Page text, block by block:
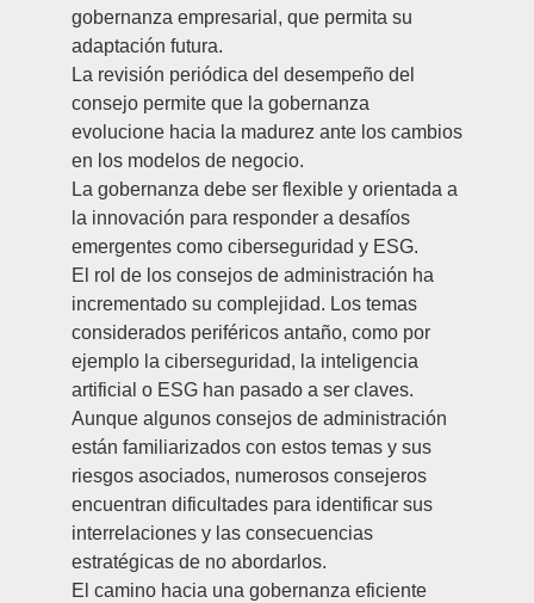
gobernanza empresarial, que permita su
adaptación futura.
La revisión periódica del desempeño del
consejo permite que la gobernanza
evolucione hacia la madurez ante los cambios
en los modelos de negocio.
La gobernanza debe ser flexible y orientada a
la innovación para responder a desafíos
emergentes como ciberseguridad y ESG.
El rol de los consejos de administración ha
incrementado su complejidad. Los temas
considerados periféricos antaño, como por
ejemplo la ciberseguridad, la inteligencia
artificial o ESG han pasado a ser claves.
Aunque algunos consejos de administración
están familiarizados con estos temas y sus
riesgos asociados, numerosos consejeros
encuentran dificultades para identificar sus
interrelaciones y las consecuencias
estratégicas de no abordarlos.
El camino hacia una gobernanza eficiente